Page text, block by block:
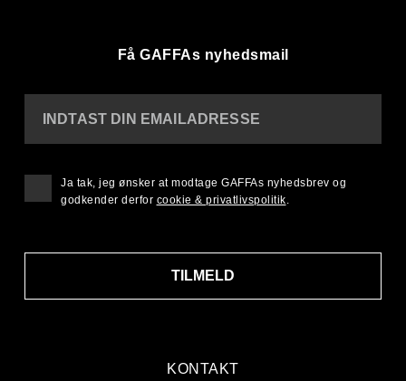
Få GAFFAs nyhedsmail
KONTAKT
INDTAST DIN EMAILADRESSE
TILMELD
Ja tak, jeg ønsker at modtage GAFFAs nyhedsbrev og
godkender derfor cookie & privatlivspolitik.